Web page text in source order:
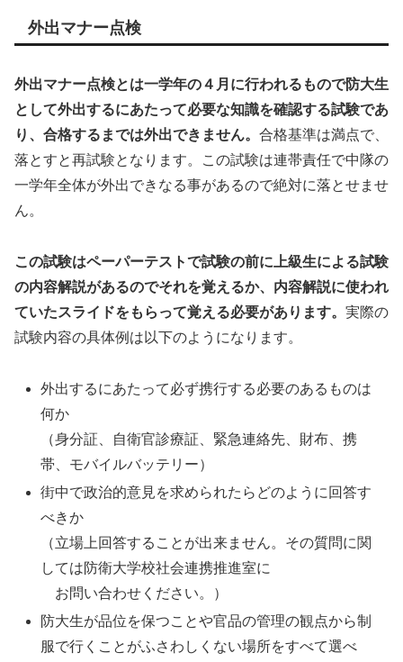
外出マナー点検
外出マナー点検とは一学年の４月に行われるもので防大生
として外出するにあたって必要な知識を確認する試験であ
り、合格するまでは外出できません。 合格基準は満点で、
落とすと再試験となります。この試験は連帯責任で中隊の
一学年全体が外出できなる事があるので絶対に落とせませ
ん。
この試験はペーパーテストで試験の前に上級生による試験
の内容解説があるのでそれを覚えるか、内容解説に使われ
ていたスライドをもらって覚える必要があります。 実際の
試験内容の具体例は以下のようになります。
外出するにあたって必ず携行する必要のあるものは
何か
（身分証、自衛官診療証、緊急連絡先、財布、携
帯、モバイルバッテリー）
街中で政治的意見を求められたらどのように回答す
べきか
（立場上回答することが出来ません。その質問に関
しては防衛大学校社会連携推進室に
お問い合わせください。）
防大生が品位を保つことや官品の管理の観点から制
服で行くことがふさわしくない場所をすべて選べ